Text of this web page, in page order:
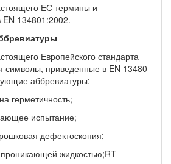
ЕС термины и
13480­1:2002.
Европейского стандарта
символы, приведенные в EN 13480-
аббревиатуры:
герметичность;
испытание;
дефектоскопия;
жидкостью;RT